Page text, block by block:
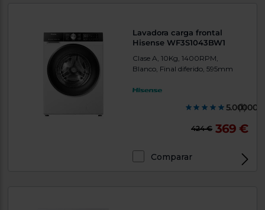
Lavadora carga frontal
Hisense WF3S1043BW1
Clase A, 10Kg, 1400RPM,
Blanco, Final diferido, 595mm
(1)
424 € 369 €
Comparar